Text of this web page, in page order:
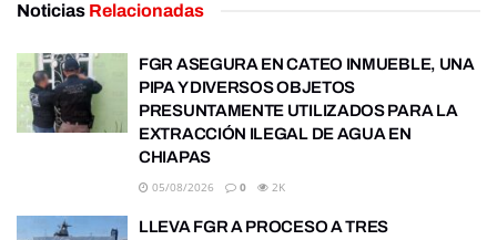
Noticias Relacionadas
FGR ASEGURA EN CATEO INMUEBLE, UNA
PIPA Y DIVERSOS OBJETOS
PRESUNTAMENTE UTILIZADOS PARA LA
EXTRACCIÓN ILEGAL DE AGUA EN
CHIAPAS
05/08/2026 0 2K
LLEVA FGR A PROCESO A TRES